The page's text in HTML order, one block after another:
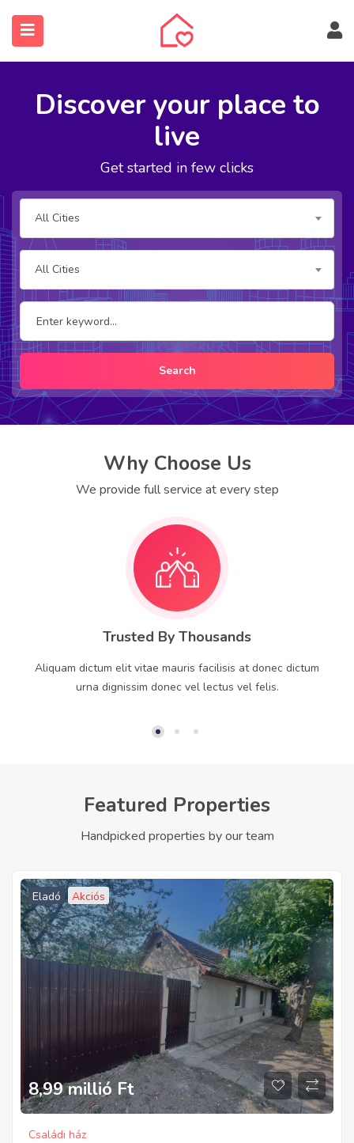
Discover your place to
live
Get started in few clicks
All Cities
All Cities
Search
Why Choose Us
We provide full service at every step
Trusted By Thousands
Aliquam dictum elit vitae mauris facilisis at donec dictum
urna dignissim donec vel lectus vel felis.
Featured Properties
Handpicked properties by our team
Eladó Akciós
8,99 millió Ft
Családi ház